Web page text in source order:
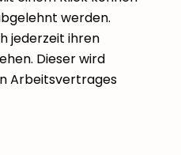
werden.
jederzeit ihren
Dieser wird
Arbeitsvertrages